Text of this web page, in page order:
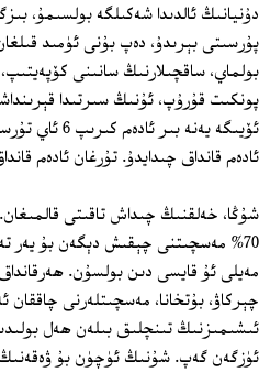
دۇنيانىڭ ئالدىدا شەكىلگە بولسىمۇ،
پۇرسىتى بېرىدۇ، دەپ بۇنى ئۈمىد
بولماي، ساقچىلارنىڭ سانىنى
پونكىت قۇرۇپ، ئۇنىڭ سىرتىدا
ئۆيىگە يەنە بىر
ئادەم قانداق چىدايدۇ. تۇرغان ئادەم
شۇڭا، خەلقنىڭ چىداش تاقىتى
70% مەسچىتنى چېقىش دېگەن بۇ يەر
مەيلى ئۇ قايسى دىن بولسۇن. ھەرقانداق
چېركاۋ، بۇتخانا، مەسچىتلەرنى
ئىشىمىزنىڭ تىنچلىق بىلەن ھەل
ئۈزگەن گەپ. شۇنىڭ ئۈچۈن بۇ